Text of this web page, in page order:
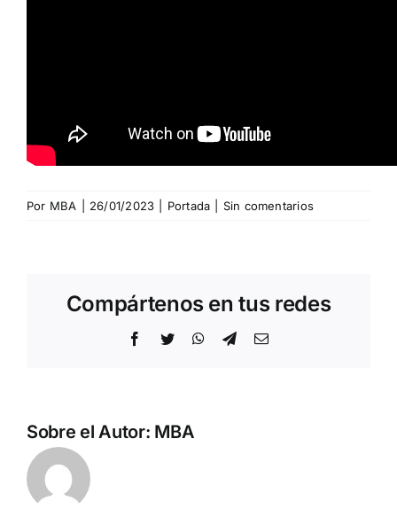
Por MBA 26/01/2023 Portada Sin comentarios
Compártenos en tus redes
Facebook
Twitter WhatsApp
TelegramCorreo
Sobre el Autor: MBA